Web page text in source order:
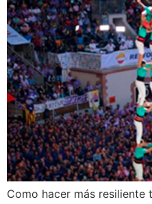
Como hacer más resiliente